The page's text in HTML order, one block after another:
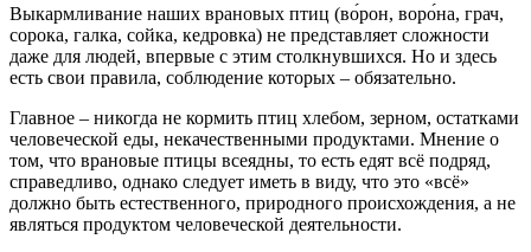
Выкармливание наших врановых птиц (во́рон, воро́на, грач,
сорока, галка, сойка, кедровка) не представляет сложности
даже для людей, впервые с этим столкнувшихся. Но и здесь
есть свои правила, соблюдение которых – обязательно.
Главное – никогда не кормить птиц хлебом, зерном, остатками
человеческой еды, некачественными продуктами. Мнение о
том, что врановые птицы всеядны, то есть едят всё подряд,
справедливо, однако следует иметь в виду, что это «всё»
должно быть естественного, природного происхождения, а не
являться продуктом человеческой деятельности.